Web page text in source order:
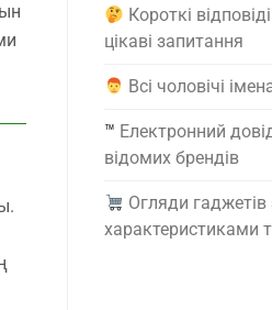
Короткі
цікаві запитання
Всі чоловічі
™️ Електронний
відомих брендів
Огляди гаджетів
характеристиками